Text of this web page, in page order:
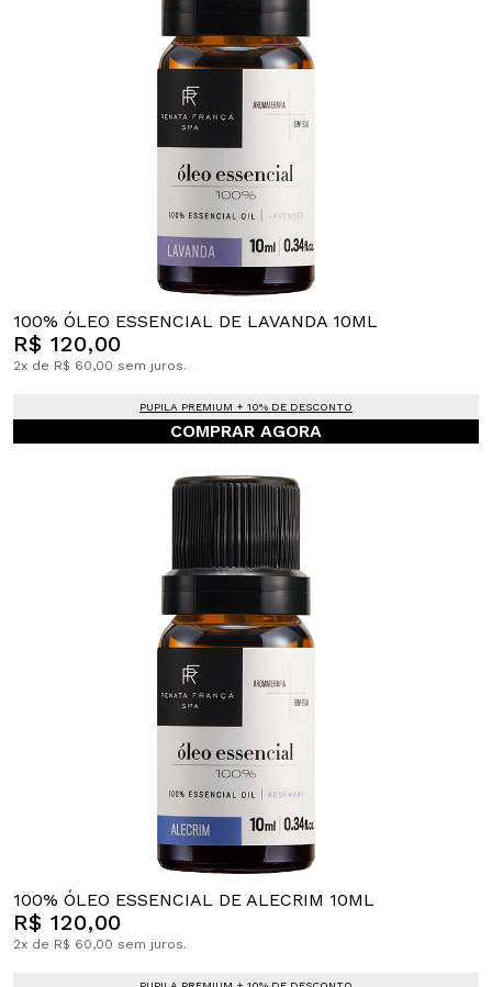
100% ÓLEO ESSENCIAL DE LAVANDA 10ML
R$ 120,00
2x de R$ 60,00 sem juros.
PUPILA PREMIUM + 10% DE DESCONTO
COMPRAR AGORA
100% ÓLEO ESSENCIAL DE ALECRIM 10ML
R$ 120,00
2x de R$ 60,00 sem juros.